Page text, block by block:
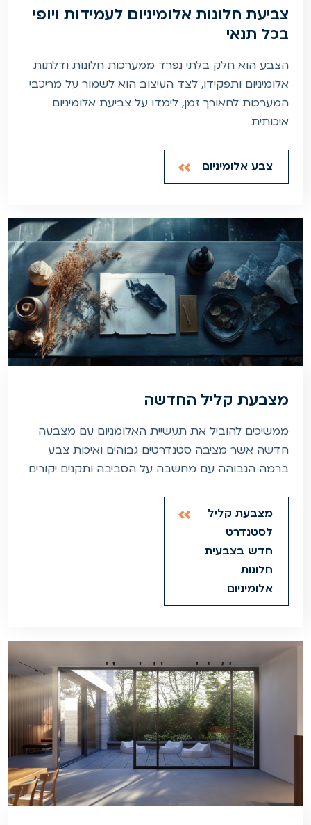
צביעת חלונות אלומיניום לעמידות ויופי
בכל תנאי
הצבע הוא חלק בלתי נפרד ממערכות חלונות ודלתות
אלומיניום ותפקידו, לצד העיצוב הוא לשמור על מריכבי
המערכות לחאורך זמן, לימדו על צביעת אלומיניום
איכותית
צבע אלומיניום
מצבעת קליל החדשה
ממשיכים להוביל את תעשיית האלומניום עם מצבעה
חדשה אשר מציבה סטנדרטים גבוהים ואיכות צבע
ברמה הגבוהה עם מחשבה על הסביבה ותקנים יקורים
מצבעת קליל
לסטנדרט
חדש בצבעית
חלונות
אלומיניום